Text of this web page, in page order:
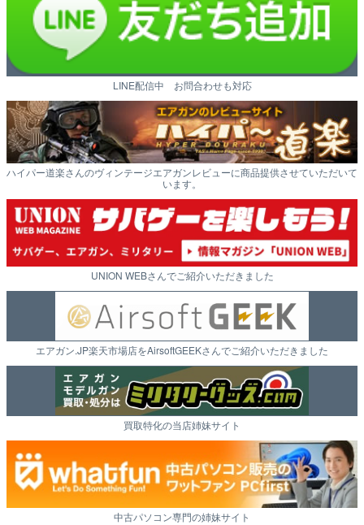
LINE配信中 お問合わせも対応
ハイパー道楽さんのヴィンテージエアガンレビューに商品提供させていただいて
います。
UNION WEBさんでご紹介いただきました
エアガン.JP楽天市場店をAirsoftGEEKさんでご紹介いただきました
買取特化の当店姉妹サイト
中古パソコン専門の姉妹サイト